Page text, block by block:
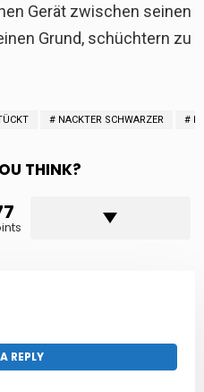
Gerät zwischen seinen
Grund, schüchtern zu
NACKTER SCHWARZER
THINK?
REPLY